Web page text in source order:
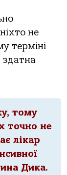
не
терміні
тому
точно не
лікар
Дика.